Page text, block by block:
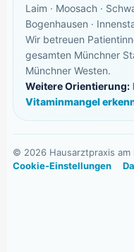
Laim · Moosach ·
Bogenhausen ·
Wir betreuen
gesamten Münchner
Münchner Westen.
Weitere Orientierung:
Vitaminmangel
© 2026Hausarztpraxis am
Cookie-Einstellungen